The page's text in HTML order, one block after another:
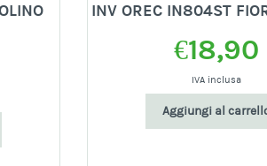
INV OREC IN804ST
€18,90
IVA inclusa
Aggiungi al